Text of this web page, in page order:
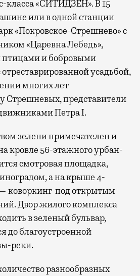
класса «СИТИДЗЕН». В 15
или в одной станции
«Покровское-Стрешнево» с
«Царевна Лебедь»,
и бобровыми
усадьбой,
многих лет
Стрешневых, представители
Петра I.
зелени примечателен и
кровле 56-этажного урбан-
смотровая площадка,
а на крыше 4-
коворкинг под открытым
Двор жилого комплекса
в зеленый бульвар,
до благоустроенной
реки.
разнообразных